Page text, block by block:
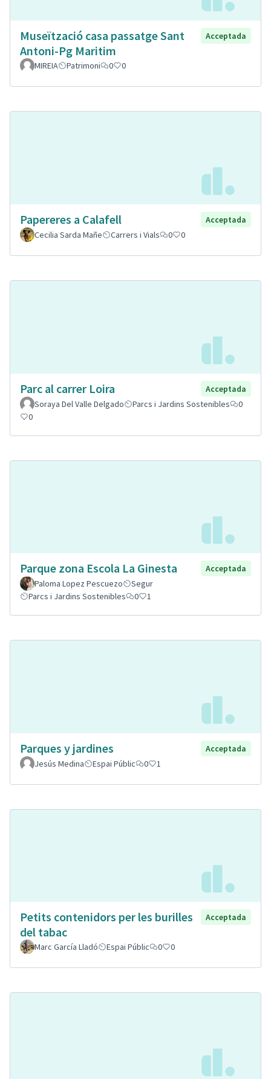
Museïtzació casa passatge Sant
Antoni-Pg Maritim
Acceptada
MIREIA Patrimoni 0 0
Papereres a Calafell
Acceptada
Cecilia Sarda Mañe
Carrers i Vials 0 0
Parc al carrer Loira
Acceptada
Soraya Del Valle Delgado
Parcs i Jardins Sostenibles
0
0
Parque zona Escola La Ginesta
Acceptada
Paloma Lopez Pescuezo
Segur
Parcs i Jardins Sostenibles
0 1
Parques y jardines
Acceptada
Jesús Medina
Espai Públic 0 1
Petits contenidors per les burilles
del tabac
Acceptada
Marc García Lladó Espai Públic 0 0